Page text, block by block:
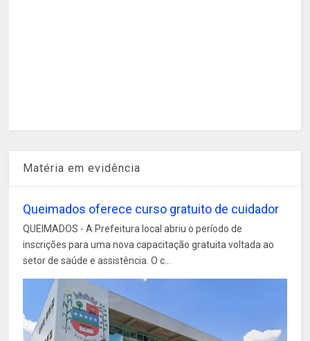
Matéria em evidência
Queimados oferece curso gratuito de cuidador
QUEIMADOS - A Prefeitura local abriu o período de
inscrições para uma nova capacitação gratuita voltada ao
setor de saúde e assistência. O c...